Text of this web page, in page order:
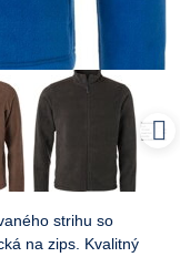
strihu so
na zips. Kvalitný